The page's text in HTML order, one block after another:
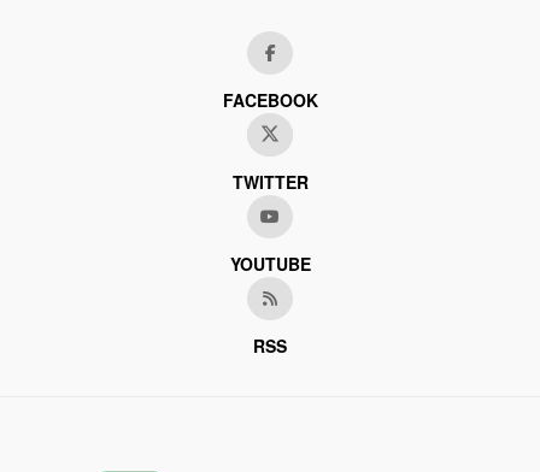
FACEBOOK
TWITTER
YOUTUBE
RSS